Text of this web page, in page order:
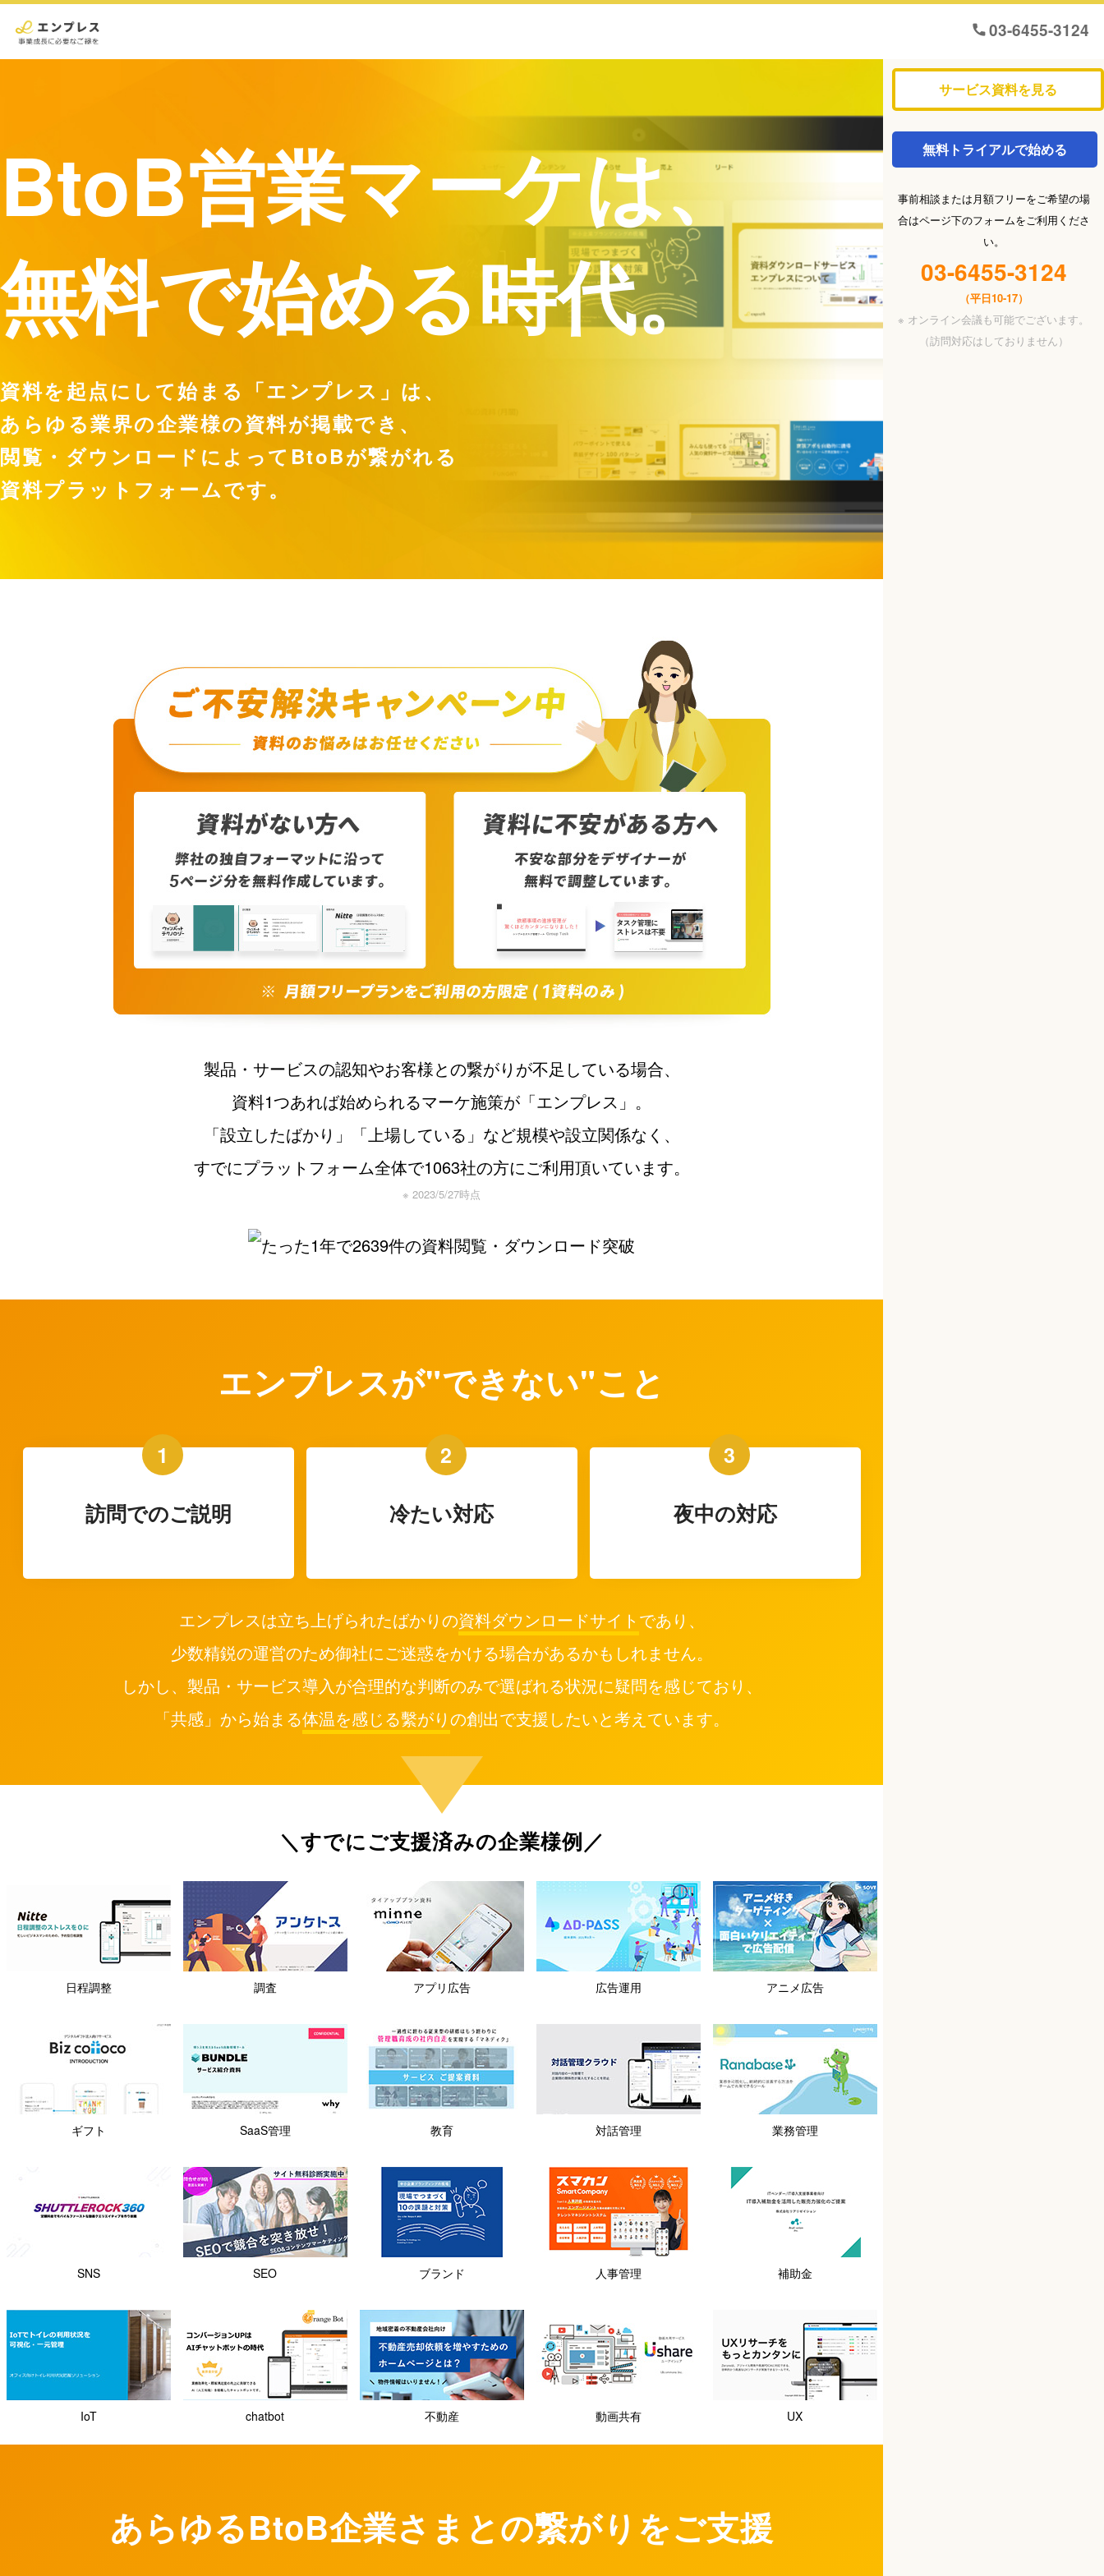
03-6455-3124
BtoB営業マーケは、
無料で始める時代。
資料を起点にして始まる「エンプレス」は、
あらゆる業界の企業様の資料が掲載でき、
閲覧・ダウンロードによってBtoBが繋がれる
資料プラットフォームです。
製品・サービスの認知やお客様との繋がりが不足している場合、
資料1つあれば始められるマーケ施策が「エンプレス」。
「設立したばかり」「上場している」など規模や設立関係なく、
すでにプラットフォーム全体で1063社の方にご利用頂いています。
※ 2023/5/27時点
エンプレスが"できない"こと
1
訪問でのご説明
2
冷たい対応
3
夜中の対応
エンプレスは立ち上げられたばかりの資料ダウンロードサイト であり、
少数精鋭の運営のため御社にご迷惑をかける場合があるかもしれません。
しかし、製品・サービス導入が合理的な判断のみで選ばれる状況に疑問を感じており、
「共感」から始まる体温を感じる繫がりの創出で支援したいと考えています。
＼すでにご支援済みの企業様例／
日程調整 調査 アプリ広告 広告運用 アニメ広告
ギフト SaaS管理 教育 対話管理 業務管理
SNS SEO ブランド 人事管理 補助金
IoT chatbot 不動産 動画共有 UX
あらゆるBtoB企業さまとの繋がりをご支援
サービス資料を見る
無料トライアルで始める
事前相談または月額フリーをご希望の場
合はページ下のフォームをご利用くださ
い。
03-6455-3124
（平日10-17）
※ オンライン会議も可能でございます。
（訪問対応はしておりません）